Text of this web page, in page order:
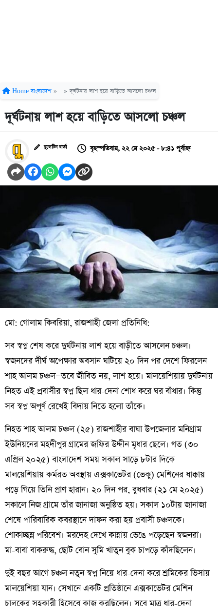
Home বাংলাদেশ » » দূর্ঘটনায় লাশ হয়ে বাড়িতে আসলো চঞ্চল
দূর্ঘটনায় লাশ হয়ে বাড়িতে আসলো চঞ্চল
বুলেটিন বার্তা বৃহস্পতিবার, ২২ মে ২০২৫ - ৮:৪১ পূর্বাহ্ন
মো: গোলাম কিবরিয়া, রাজশাহী জেলা প্রতিনিধি:
সব স্বপ্ন শেষ করে দুর্ঘটনায় লাশ হয়ে বাড়ীতে আসলেন চঞ্চল।
স্বজনদের দীর্ঘ অপেক্ষার অবসান ঘটিয়ে ২০ দিন পর দেশে ফিরলেন
শাহ আলম চঞ্চল—তবে জীবিত নয়, লাশ হয়ে। মালয়েশিয়ায় দুর্ঘটনায়
নিহত এই প্রবাসীর স্বপ্ন ছিল ধার-দেনা শোধ করে ঘর বাঁধার। কিন্তু
সব স্বপ্ন অপূর্ণ রেখেই বিদায় নিতে হলো তাঁকে।
নিহত শাহ আলম চঞ্চল (২৫) রাজশাহীর বাঘা উপজেলার মনিগ্রাম
ইউনিয়নের মহদীপুর গ্রামের জফির উদ্দীন মৃধার ছেলে। গত (৩০
এপ্রিল ২০২৫) বাংলাদেশ সময় সকাল সাড়ে ৮টার দিকে
মালয়েশিয়ায় কর্মরত অবস্থায় এক্সকাভেটর (ভেকু) মেশিনের ধাক্কায়
পড়ে গিয়ে তিনি প্রাণ হারান। ২০ দিন পর, বুধবার (২১ মে ২০২৫)
সকালে নিজ গ্রামে তাঁর জানাজা অনুষ্ঠিত হয়। সকাল ১০টায় জানাজা
শেষে পারিবারিক কবরস্থানে দাফন করা হয় প্রবাসী চঞ্চলকে।
শোকাচ্ছন্ন পরিবেশ। মরদেহ দেখে কান্নায় ভেঙে পড়েছেন স্বজনরা।
মা-বাবা বাকরুদ্ধ, ছোট বোন সুমি খাতুন বুক চাপড়ে কাঁদছিলেন।
দুই বছর আগে চঞ্চল নতুন স্বপ্ন নিয়ে ধার-দেনা করে শ্রমিকের ভিসায়
মালয়েশিয়া যান। সেখানে একটি প্রতিষ্ঠানে এক্সকাভেটর মেশিন
চালকের সহকারী হিসেবে কাজ করছিলেন। সবে মাত্র ধার-দেনা